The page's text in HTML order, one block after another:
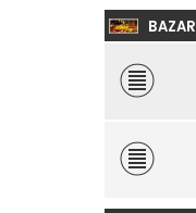
BAZAR